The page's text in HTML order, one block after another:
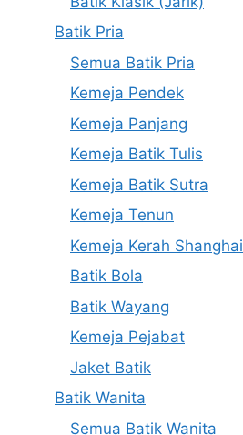
Batik Pria
Semua Batik Pria
Kemeja Pendek
Kemeja Panjang
Kemeja Batik Tulis
Kemeja Batik Sutra
Kemeja Tenun
Kemeja Kerah Shanghai
Batik Bola
Batik Wayang
Kemeja Pejabat
Jaket Batik
Batik Wanita
Semua Batik Wanita